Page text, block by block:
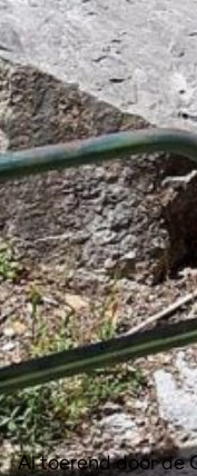
Al toerend door de